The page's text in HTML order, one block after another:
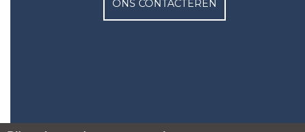
ONS CONTACTEREN